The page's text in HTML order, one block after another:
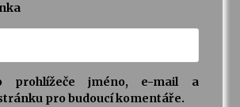
prohlížeče jméno, e-mail a
pro budoucí komentáře.